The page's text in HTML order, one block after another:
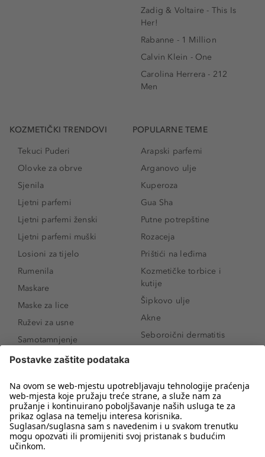
Zadig & Voltaire - This Is
Her!
Rabanne - 1 Million
Calvin Klein - One
Carolina Herrera - 212
Men
KOZMETIČKI TRENDOVI
Tekuci Puderi
Olovke za obrve
Sjenila
Ljetni parfemi
Ljetni parfemi ženski
Ljetni parfemi muški
Losioni za tijelo
Rumenila
Maskare
Maske za lice
Ruževi za usne
Samotamnjenje
Puderi
Proizvodi za obrve
Sunce i zaštita
Serumi za lice
Proizvodi za čišćenje lica
POPULARNE TEME
Arapski parfemi
Arganovo ulje
Kuperoza
Gua Sha
Putne potrepštine
Rozaceja
Prištići na leđima
Kozmetičke torbice i
kutije
Šipkovo ulje
Akne
Seboroični dermatitis
Novo
Koji mi parfem
odgovara?
Kako našminkati oči da